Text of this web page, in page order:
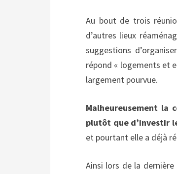
Au bout de trois
d’autres lieux
suggestions
répond « logements et
largement pourvue.
Malheureusement
plutôt que d’investir
et pourtant elle a déjà
Ainsi lors de la